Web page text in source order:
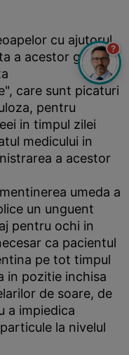
cu ajutorul
a acestor gesturi
care sunt picaturi
pentru
in timpul zilei
medicului in
a acestor
umeda a
un unguent
pentru ochi in
ca pacientul
pe tot timpul
in pozitie inchisa
de soare, de
a impiedica
la nivelul
?